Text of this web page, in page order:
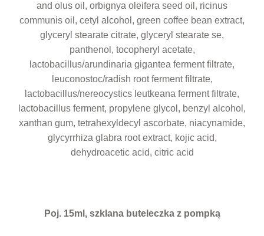
and olus oil, orbignya oleifera seed oil, ricinus
communis oil, cetyl alcohol, green coffee bean extract,
glyceryl stearate citrate, glyceryl stearate se,
panthenol, tocopheryl acetate,
lactobacillus/arundinaria gigantea ferment filtrate,
leuconostoc/radish root ferment filtrate,
lactobacillus/nereocystics leutkeana ferment filtrate,
lactobacillus ferment, propylene glycol, benzyl alcohol,
xanthan gum, tetrahexyldecyl ascorbate, niacynamide,
glycyrrhiza glabra root extract, kojic acid,
dehydroacetic acid, citric acid
Poj. 15ml, szklana buteleczka z pompką